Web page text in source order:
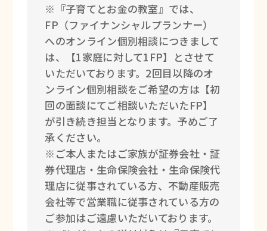
※『子育てとお金の教室』では、
FP（ファイナンシャルプランナー）
へのオンライン個別相談につきまして
は、【1家庭に対して1FP】とさせて
いただいております。2回目以降のオ
ンライン個別相談をご希望の方は【初
回の面談にてご相談いただいたFP】
が引き続き担当となります。予めご了
承ください。
※ご本人またはご家族が証券会社・証
券代理店・生命保険会社・生命保険代
理店に従事されている方、不動産販売
会社等で営業職に従事されている方の
ご参加はご遠慮いただいております。